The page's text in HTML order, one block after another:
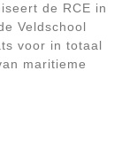
de RCE in
Veldschool
voor in totaal
maritieme